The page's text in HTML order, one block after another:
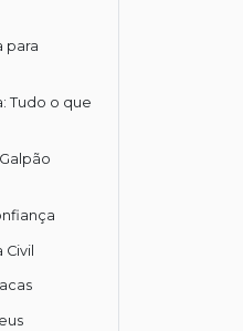
para
Tudo o que
Civil